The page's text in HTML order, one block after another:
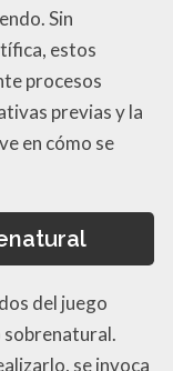
Sin
estos
procesos
previas y la
en cómo se
del juego
sobrenatural.
se invoca